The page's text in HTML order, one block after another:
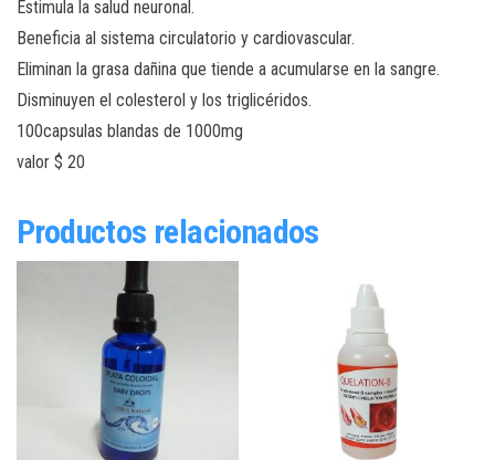
Estimula la salud neuronal.
Beneficia al sistema circulatorio y cardiovascular.
Eliminan la grasa dañina que tiende a acumularse en la sangre.
Disminuyen el colesterol y los triglicéridos.
100capsulas blandas de 1000mg
valor $ 20
Productos relacionados